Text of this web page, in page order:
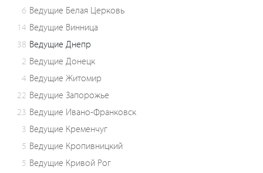
6 Ведущие Белая Церковь
14 Ведущие Винница
38 Ведущие Днепр
2 Ведущие Донецк
4 Ведущие Житомир
22 Ведущие Запорожье
23 Ведущие Ивано-Франковск
3 Ведущие Кременчуг
5 Ведущие Кропивницкий
5 Ведущие Кривой Рог